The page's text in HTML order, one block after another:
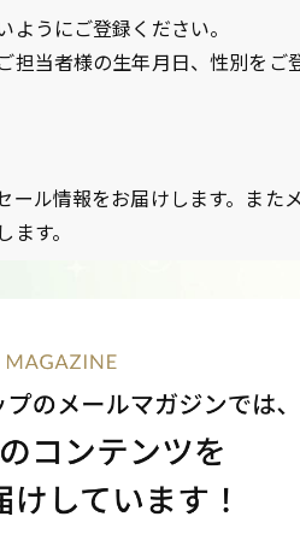
うにご登録ください。
当者様の生年月日、性別をご
ル情報をお届けします。また
す。